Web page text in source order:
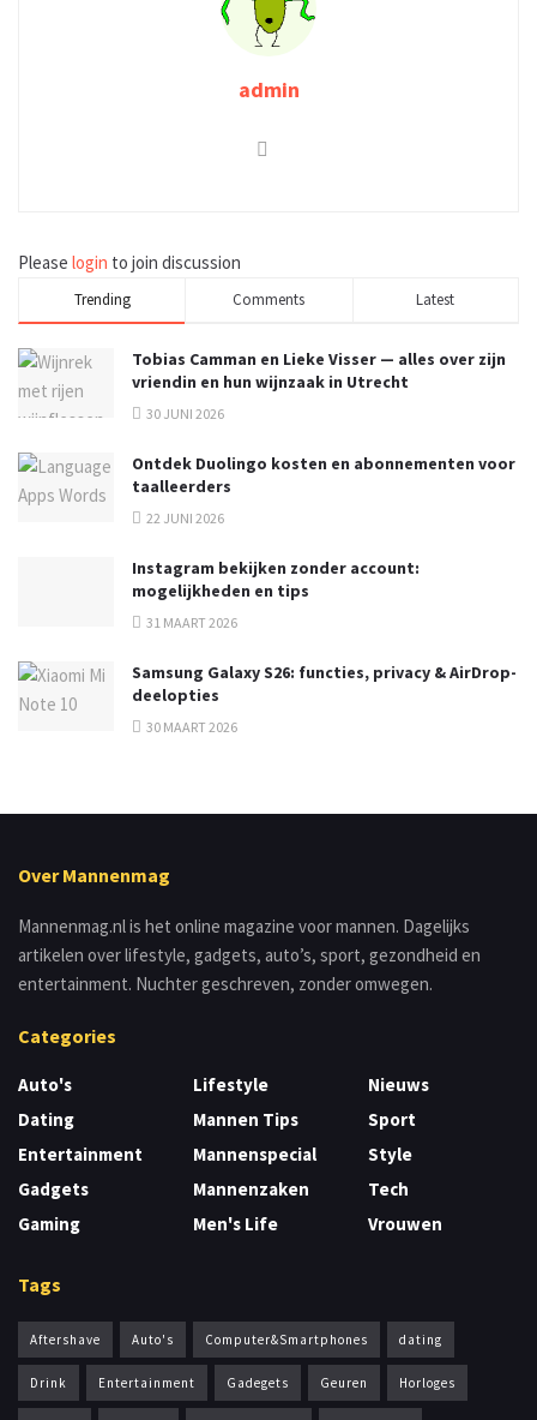
admin
Please login to join discussion
Trending Comments Latest
Tobias Camman en Lieke Visser — alles over zijn
vriendin en hun wijnzaak in Utrecht
30 JUNI 2026
Ontdek Duolingo kosten en abonnementen voor
taalleerders
22 JUNI 2026
Instagram bekijken zonder account:
mogelijkheden en tips
31 MAART 2026
Samsung Galaxy S26: functies, privacy & AirDrop-
deelopties
30 MAART 2026
Over Mannenmag
Mannenmag.nl is het online magazine voor mannen. Dagelijks
artikelen over lifestyle, gadgets, auto’s, sport, gezondheid en
entertainment. Nuchter geschreven, zonder omwegen.
Categories
Auto's
Dating
Entertainment
Gadgets
Gaming
Lifestyle
Mannen Tips
Mannenspecial
Mannenzaken
Men's Life
Nieuws
Sport
Style
Tech
Vrouwen
Tags
Aftershave Auto's Computer&Smartphones dating
Drink Entertainment Gadegets Geuren Horloges